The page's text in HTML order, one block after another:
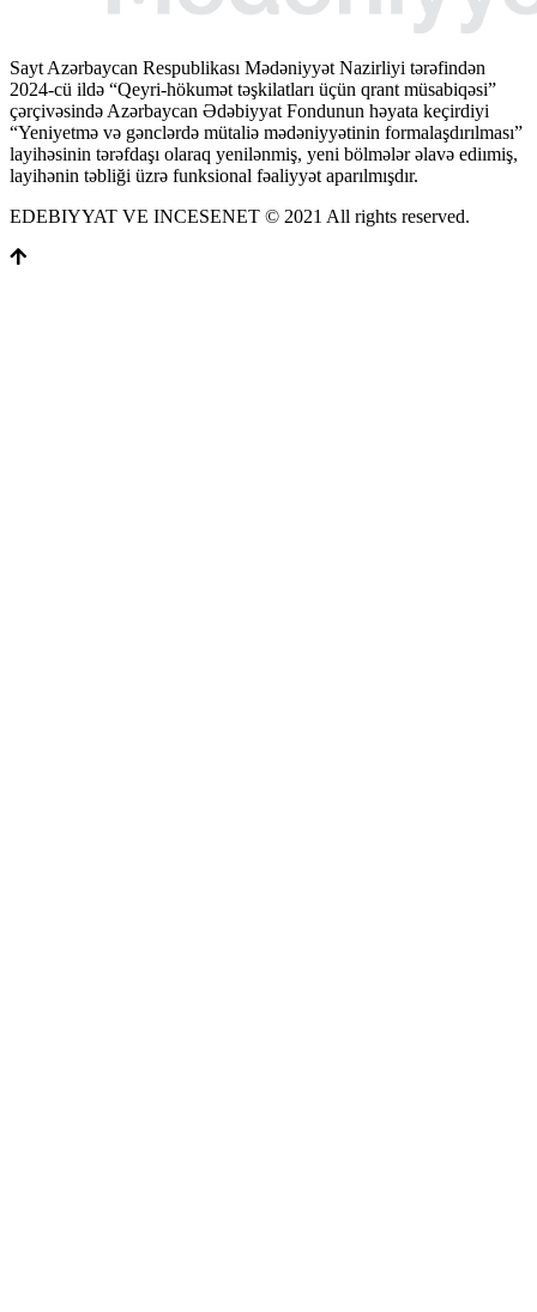
Sayt Azərbaycan Respublikası Mədəniyyət Nazirliyi tərəfindən
2024-cü ildə “Qeyri-hökumət təşkilatları üçün qrant müsabiqəsi”
çərçivəsində Azərbaycan Ədəbiyyat Fondunun həyata keçirdiyi
“Yeniyetmə və gənclərdə mütaliə mədəniyyətinin formalaşdırılması”
layihəsinin tərəfdaşı olaraq yenilənmiş, yeni bölmələr əlavə ediımiş,
layihənin təbliği üzrə funksional fəaliyyət aparılmışdır.
EDEBIYYAT VE INCESENET © 2021 All rights reserved.